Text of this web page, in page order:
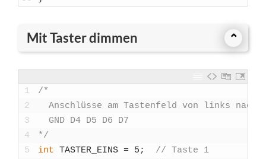
Mit Taster dimmen ⌃
1
2
3
4
5
/*
Anschlüs­se am Tas­ten­feld von links nach
GND D4 D5 D6 D7
*/
int TASTER_EINS = 5 ;
// Tas­te 1